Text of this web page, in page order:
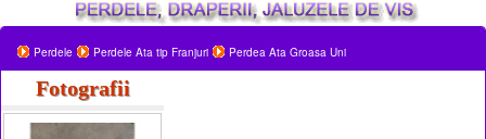
Perdele Perdele Ata tip Franjuri Perdea Ata Groasa Uni
Fotografii